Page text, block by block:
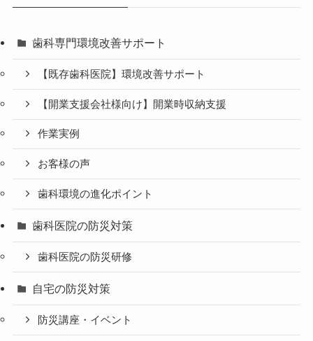
歯科専門環境改善サポート
【既存歯科医院】環境改善サポート
【開業支援会社様向け】開業時収納支援
作業実例
お客様の声
歯科環境の進化ポイント
歯科医院の防災対策
歯科医院の防災研修
自宅の防災対策
防災講座・イベント